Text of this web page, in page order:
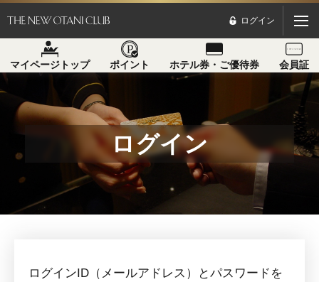
ログイン
マイページトップ ポイント ホテル券・ご優待券 会員証
ログイン
ログインID（メールアドレス）とパスワードを